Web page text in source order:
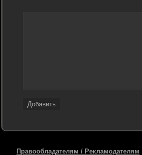
Добавить
Правообладателям / Рекламодателям